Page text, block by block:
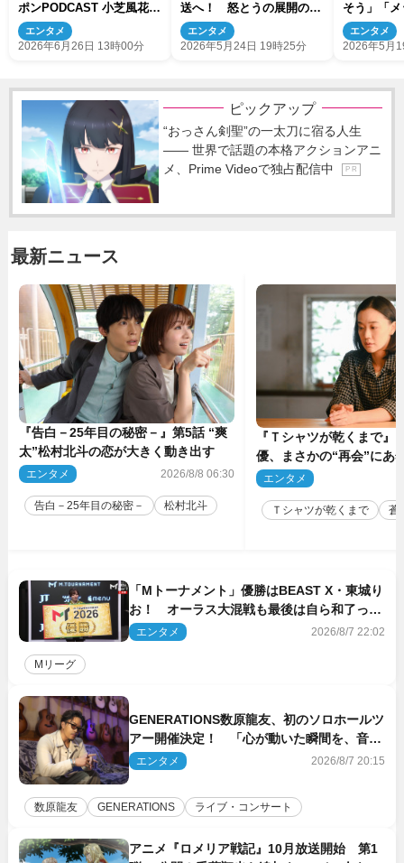
ポンPODCAST 小芝風花の
よりみち』7月10日スター
ト
エンタメ
2026年6月26日 13時00分
送へ！ 怒とうの展開の人
情時代劇がついにフィナー
レ
エンタメ
2026年5月24日 19時25分
そう」「
エンタメ
2026年5月
ピックアップ
“おっさん剣聖”の一太刀に宿る人生
―― 世界で話題の本格アクションアニ
メ、Prime Videoで独占配信中
P R
最新ニュース
『告白－25年目の秘密－』第5話 “爽
太”松村北斗の恋が大きく動き出す
エンタメ 2026/8/8 06:30
告白－25年目の秘密－ 松村北斗
『Ｔシャツが乾くまで』
優、まさかの“再会”に
動揺「びっくりした!!」
エンタメ
Ｔシャツが乾くまで 蒼
「Mトーナメント」優勝はBEAST X・東城り
お！ オーラス大混戦も最後は自ら和了って
幕引き
エンタメ 2026/8/7 22:02
Mリーグ
GENERATIONS数原龍友、初のソロホールツ
アー開催決定！ 「心が動いた瞬間を、音に
乗せてお届けできれば」
エンタメ 2026/8/7 20:15
数原龍友 GENERATIONS ライブ・コンサート
アニメ『ロメリア戦記』10月放送開始 第1